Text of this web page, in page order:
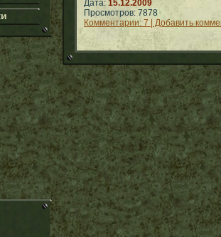
Дата: 15.12.2009
Просмотров: 7878
Комментарии: 7 | Добавить